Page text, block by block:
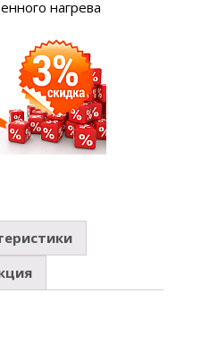
нагрева